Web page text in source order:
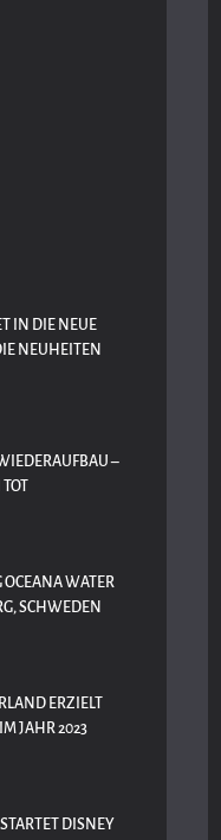
IN DIE NEUE
NEUHEITEN
–
OCEANA WATER
SCHWEDEN
ERZIELT
JAHR 2023
DISNEY